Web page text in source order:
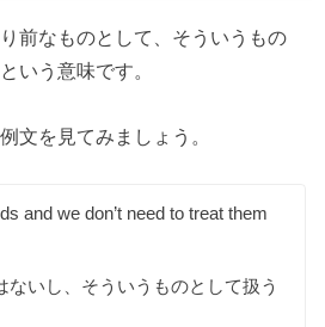
前なものとして、そういうもの
いう意味です。
文を見てみましょう。
and we don’t need to treat them
ないし、そういうものとして扱う